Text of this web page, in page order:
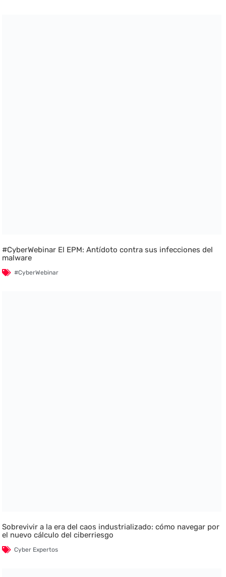
#CyberWebinar El EPM: Antídoto contra sus infecciones del
malware
#CyberWebinar
Sobrevivir a la era del caos industrializado: cómo navegar por
el nuevo cálculo del ciberriesgo
Cyber Expertos